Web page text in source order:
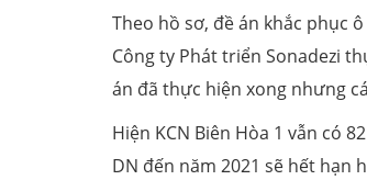
Theo hồ sơ, đề án khắc phục
Công ty Phát triển Sonadezi
án đã thực hiện xong nhưng
Hiện KCN Biên Hòa 1 vẫn có
DN đến năm 2021 sẽ hết hạn